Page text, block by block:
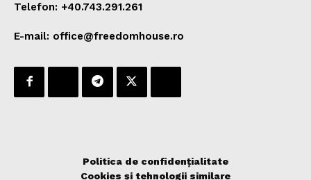
Telefon: +40.743.291.261
E-mail: office@freedomhouse.ro
Politica de confidențialitate
Cookies și tehnologii similare